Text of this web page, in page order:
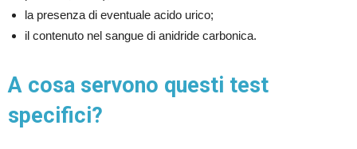
la presenza di eventuale acido urico;
il contenuto nel sangue di anidride carbonica.
A cosa servono questi test
specifici?